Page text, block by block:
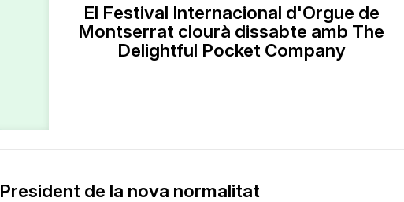
El Festival Internacional d'Orgue de
Montserrat clourà dissabte amb The
Delightful Pocket Company
President de la nova normalitat